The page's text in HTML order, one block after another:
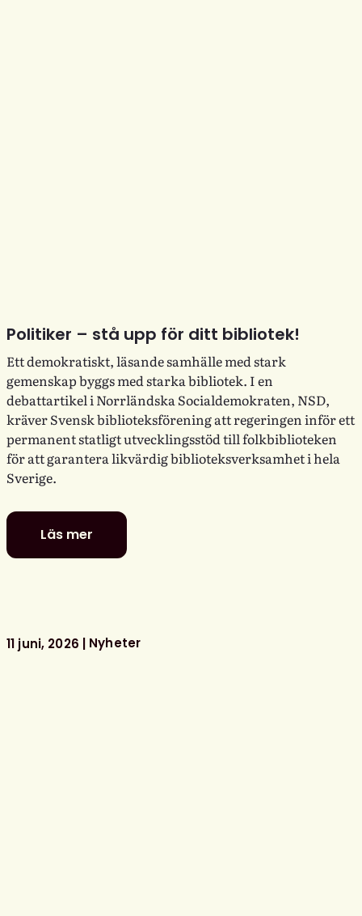
Politiker – stå upp för ditt bibliotek!
Ett demokratiskt, läsande samhälle med stark
gemenskap byggs med starka bibliotek. I en
debattartikel i Norrländska Socialdemokraten, NSD,
kräver Svensk biblioteksförening att regeringen inför ett
permanent statligt utvecklingsstöd till folkbiblioteken
för att garantera likvärdig biblioteksverksamhet i hela
Sverige.
Läs mer
Politiker
–
ditt
11 juni, 2026 Nyheter